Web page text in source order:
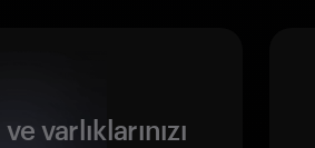
ve varlıklarınızı